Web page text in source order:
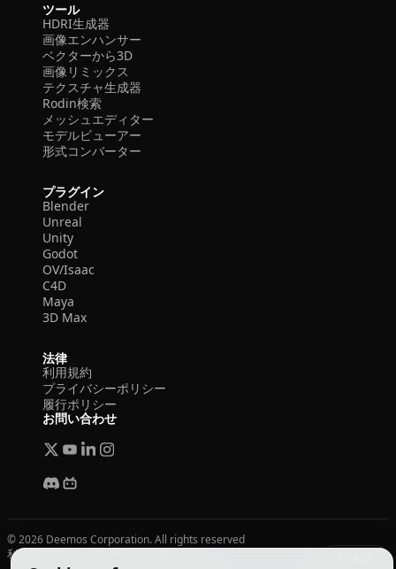
ツール
HDRI生成器
画像エンハンサー
ベクターから3D
画像リミックス
テクスチャ生成器
Rodin検索
メッシュエディター
モデルビューアー
形式コンバーター
プラグイン
Blender
Unreal
Unity
Godot
OV/Isaac
C4D
Maya
3D Max
法律
利用規約
プライバシーポリシー
履行ポリシー
お問い合わせ
© 2026 Deemos Corporation. All rights reserved
利用規約